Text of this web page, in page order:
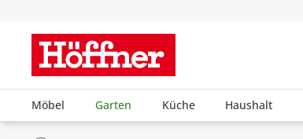
Möbel Garten Küche Haushalt